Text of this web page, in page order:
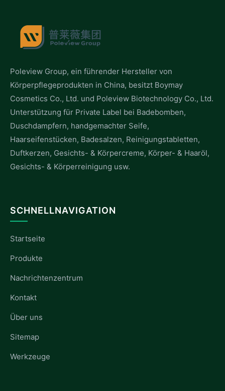
Poleview Group, ein führender Hersteller von
Körperpflegeprodukten in China, besitzt Boymay
Cosmetics Co., Ltd. und Poleview Biotechnology Co., Ltd.
Unterstützung für Private Label bei Badebomben,
Duschdampfern, handgemachter Seife,
Haarseifenstücken, Badesalzen, Reinigungstabletten,
Duftkerzen, Gesichts- & Körpercreme, Körper- & Haaröl,
Gesichts- & Körperreinigung usw.
SCHNELLNAVIGATION
Startseite
Produkte
Nachrichtenzentrum
Kontakt
Über uns
Sitemap
Werkzeuge